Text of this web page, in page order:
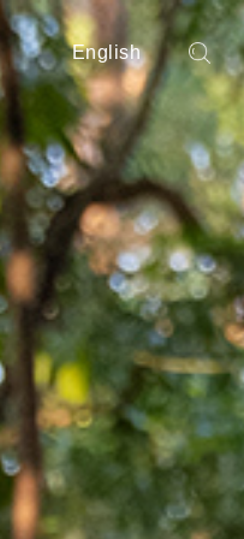
English